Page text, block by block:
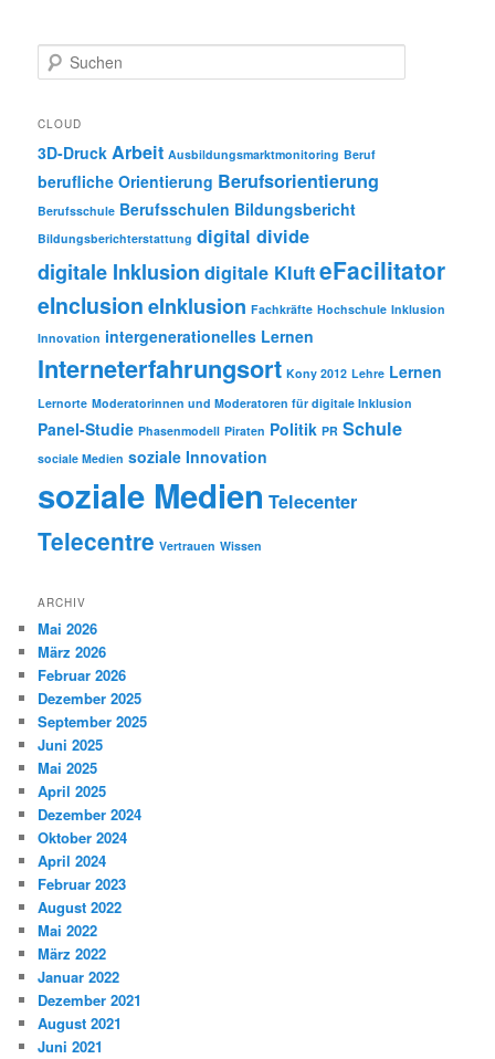
u
h
n
CLOUD
3D-Druck Arbeit Ausbildungsmarktmonitoring Beruf
berufliche Orientierung Berufsorientierung
Berufsschule Berufsschulen Bildungsbericht
Bildungsberichterstattung digital divide
digitale Inklusion digitale KlufteFacilitator
eInclusioneInklusion Fachkräfte Hochschule Inklusion
Innovation intergenerationelles Lernen
Interneterfahrungsort Kony 2012 Lehre Lernen
Lernorte Moderatorinnen und Moderatoren für digitale Inklusion
Panel-Studie Phasenmodell Piraten Politik PR Schule
sociale Medien soziale Innovation
soziale Medien Telecenter
Telecentre Vertrauen Wissen
ARCHIV
Mai 2026
März 2026
Februar 2026
Dezember 2025
September 2025
Juni 2025
Mai 2025
April 2025
Dezember 2024
Oktober 2024
April 2024
Februar 2023
August 2022
Mai 2022
März 2022
Januar 2022
Dezember 2021
August 2021
Juni 2021